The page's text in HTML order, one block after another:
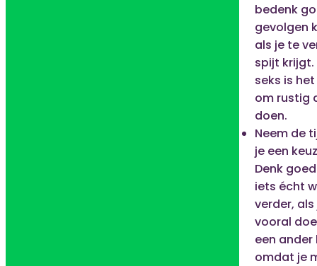
bedenk
gevolgen
als je te
spijt
seks is
om rustig
doen.
Neem de
je een
Denk
iets écht
verder,
vooral
een ander
omdat je